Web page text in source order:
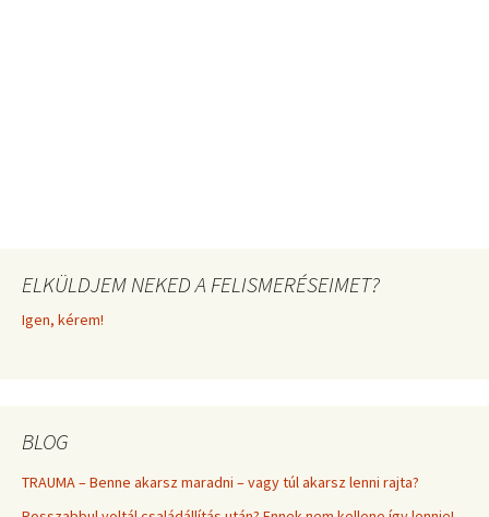
ELKÜLDJEM NEKED A FELISMERÉSEIMET?
Igen, kérem!
BLOG
TRAUMA – Benne akarsz maradni – vagy túl akarsz lenni rajta?